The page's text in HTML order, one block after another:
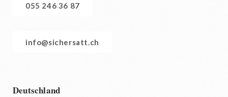
055 246 36 87
info@sichersatt.ch
Deutschland